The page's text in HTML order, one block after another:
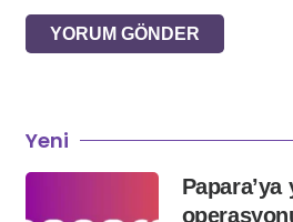
YORUM GÖNDER
Yeni
Papara’ya